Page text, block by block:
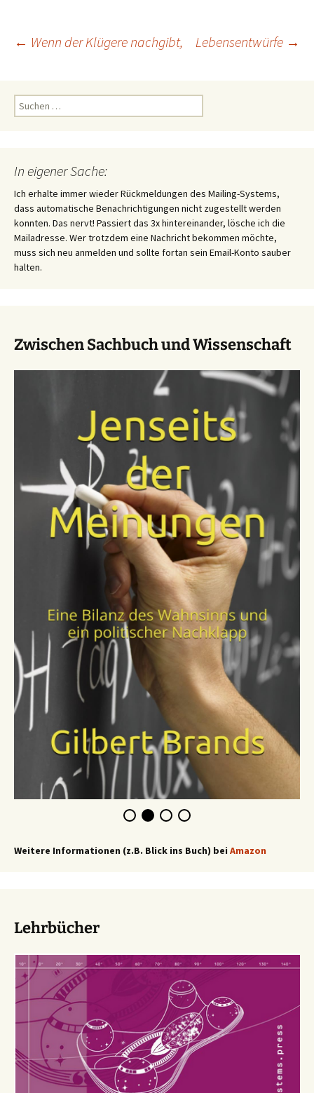
Beitragsnavigation
← Wenn der Klügere nachgibt, Lebensentwürfe →
Suchen
nach:
In eigener Sache:
Ich erhalte immer wieder Rückmeldungen des Mailing-Systems,
dass automatische Benachrichtigungen nicht zugestellt werden
konnten. Das nervt! Passiert das 3x hintereinander, lösche ich die
Mailadresse. Wer trotzdem eine Nachricht bekommen möchte,
muss sich neu anmelden und sollte fortan sein Email-Konto sauber
halten.
Zwischen Sachbuch und Wissenschaft
Weitere Informationen (z.B. Blick ins Buch) bei Amazon
Lehrbücher